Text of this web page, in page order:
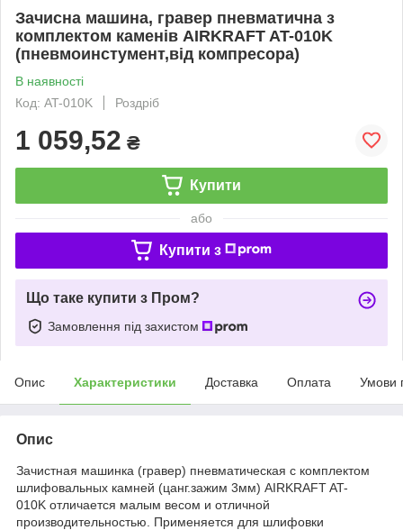
Зачисна машина, гравер пневматична з
комплектом каменів AIRKRAFT AT-010K
(пневмоинстумент,від компресора)
В наявності
Код: AT-010K
Роздріб
1 059,52 ₴
Купити
або
Купити з
Що таке купити з Пром?
Замовлення під захистом
Опис Характеристики Доставка Оплата Умови
Опис
Зачистная машинка (гравер) пневматическая с комплектом
шлифовальных камней (цанг.зажим 3мм) AIRKRAFT AT-
010K отличается малым весом и отличной
производительностью. Применяется для шлифовки